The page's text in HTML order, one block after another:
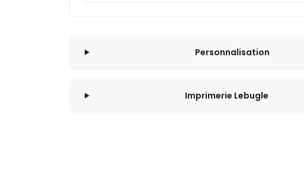
Personnalisation
Imprimerie Lebugle